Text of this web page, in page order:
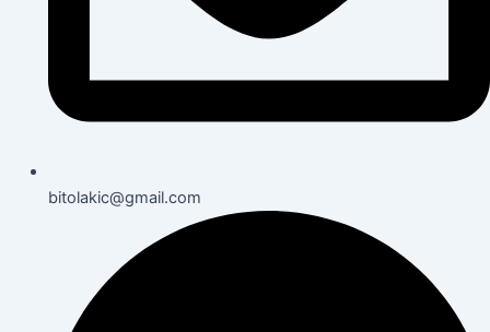
bitolakic@gmail.com